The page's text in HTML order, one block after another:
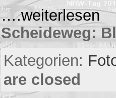
Scheideweg:
Kategorien:
are closed